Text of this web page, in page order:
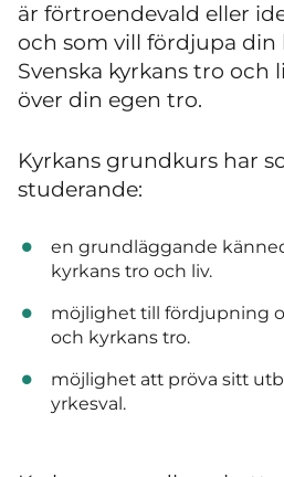
är förtroendevald eller
och som vill fördjupa din
Svenska kyrkans tro och
över din egen tro.
Kyrkans grundkurs har
studerande:
en grundläggande
kyrkans tro och liv.
möjlighet till fördjupning
och kyrkans tro.
möjlighet att pröva sitt
yrkesval.